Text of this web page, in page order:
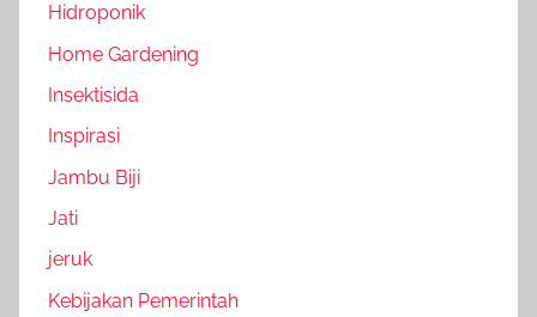
Hidroponik
Home Gardening
Insektisida
Inspirasi
Jambu Biji
Jati
jeruk
Kebijakan Pemerintah